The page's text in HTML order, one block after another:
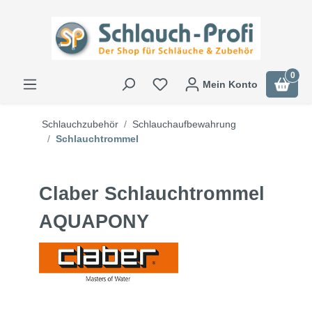
Mein Konto
0
Schlauchzubehör
Schlauchaufbewahrung
Schlauchtrommel
Claber Schlauchtrommel
AQUAPONY